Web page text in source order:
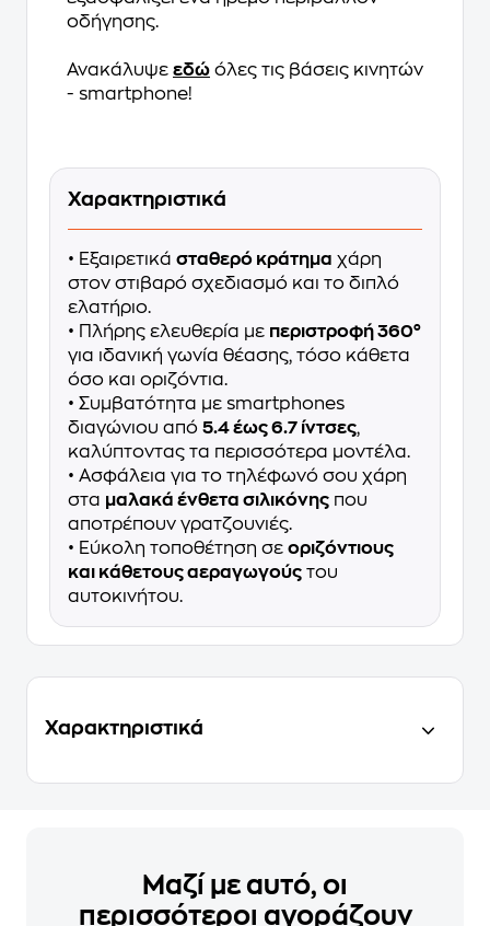
οδήγησης.
Ανακάλυψε εδώ όλες τις βάσεις κινητών
- smartphone!
Χαρακτηριστικά
• Εξαιρετικά σταθερό κράτημα χάρη
στον στιβαρό σχεδιασμό και το διπλό
ελατήριο.
• Πλήρης ελευθερία με περιστροφή 360°
για ιδανική γωνία θέασης, τόσο κάθετα
όσο και οριζόντια.
• Συμβατότητα με smartphones
διαγώνιου από 5.4 έως 6.7 ίντσες,
καλύπτοντας τα περισσότερα μοντέλα.
• Ασφάλεια για το τηλέφωνό σου χάρη
στα μαλακά ένθετα σιλικόνης που
αποτρέπουν γρατζουνιές.
• Εύκολη τοποθέτηση σε οριζόντιους
και κάθετους αεραγωγούς του
αυτοκινήτου.
Χαρακτηριστικά
Μαζί με αυτό, οι
περισσότεροι αγοράζουν